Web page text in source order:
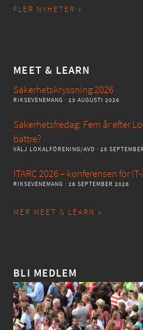
FLER NYHETER »
MEET & LEARN
Säkerhetskryssning 2026
RIKSEVENEMANG · 23 AUGUSTI 2026
Säkerhetsfredag: Fem år efter
bättre?
VÄLJ LOKALFÖRENING/AVD · 25
ITARC 2026 – konferensen för
RIKSEVENEMANG · 28 SEPTEMBER 2026
MER MEET & LEARN »
BLI MEDLEM